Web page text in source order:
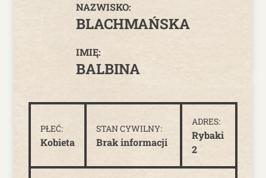
NAZWISKO:
BLACHMAŃSKA
IMIĘ:
BALBINA
PŁEĆ:
Kobieta
STAN CYWILNY:
Brak informacji
ADRES:
Rybaki
2